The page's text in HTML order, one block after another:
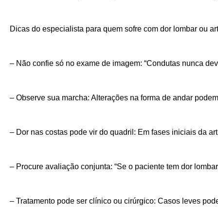
Dicas do especialista para quem sofre com dor lombar ou
– Não confie só no exame de imagem: “Condutas nunca
– Observe sua marcha: Alterações na forma de andar
– Dor nas costas pode vir do quadril: Em fases iniciais da
– Procure avaliação conjunta: “Se o paciente tem dor
– Tratamento pode ser clínico ou cirúrgico: Casos leves